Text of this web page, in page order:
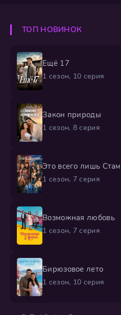
ТОП НОВИНОК
Ещё 17
1 сезон, 10 серия
Закон природы
1 сезон, 8 серия
Это всего лишь
1 сезон, 7 серия
Возможная любовь
1 сезон, 7 серия
Бирюзовое лето
1 сезон, 10 серия